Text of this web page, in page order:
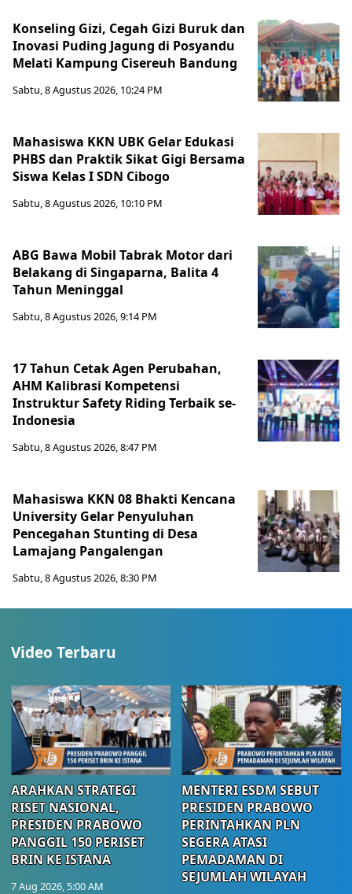
Konseling Gizi, Cegah Gizi Buruk dan
Inovasi Puding Jagung di Posyandu
Melati Kampung Cisereuh Bandung
Sabtu, 8 Agustus 2026, 10:24 PM
Mahasiswa KKN UBK Gelar Edukasi
PHBS dan Praktik Sikat Gigi Bersama
Siswa Kelas I SDN Cibogo
Sabtu, 8 Agustus 2026, 10:10 PM
ABG Bawa Mobil Tabrak Motor dari
Belakang di Singaparna, Balita 4
Tahun Meninggal
Sabtu, 8 Agustus 2026, 9:14 PM
17 Tahun Cetak Agen Perubahan,
AHM Kalibrasi Kompetensi
Instruktur Safety Riding Terbaik se-
Indonesia
Sabtu, 8 Agustus 2026, 8:47 PM
Mahasiswa KKN 08 Bhakti Kencana
University Gelar Penyuluhan
Pencegahan Stunting di Desa
Lamajang Pangalengan
Sabtu, 8 Agustus 2026, 8:30 PM
Video Terbaru
ARAHKAN STRATEGI
RISET NASIONAL,
PRESIDEN PRABOWO
PANGGIL 150 PERISET
BRIN KE ISTANA
7 Aug 2026, 5:00 AM
MENTERI ESDM SEBUT
PRESIDEN PRABOWO
PERINTAHKAN PLN
SEGERA ATASI
PEMADAMAN DI
SEJUMLAH WILAYAH